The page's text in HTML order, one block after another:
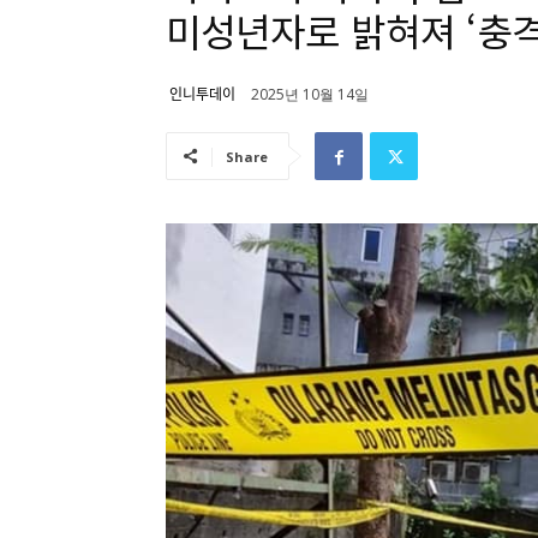
미성년자로 밝혀져 ‘충
인니투데이 2025년 10월 14일
Share